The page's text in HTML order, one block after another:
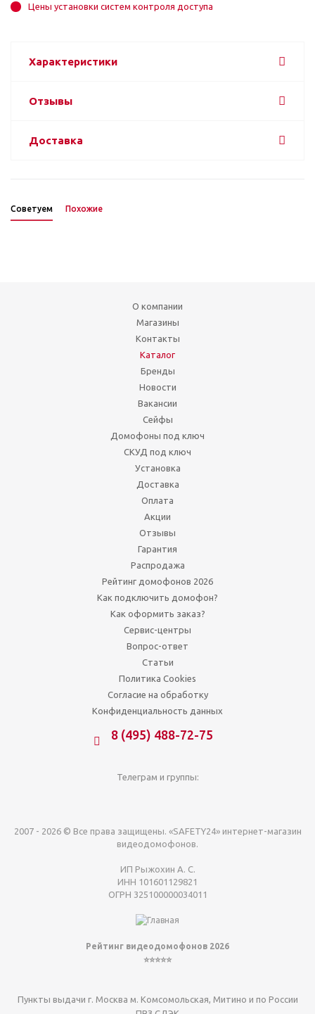
Цены установки систем контроля доступа
Характеристики
Отзывы
Доставка
Советуем Похожие
О компании
Магазины
Контакты
Каталог
Бренды
Новости
Вакансии
Сейфы
Домофоны под ключ
СКУД под ключ
Установка
Доставка
Оплата
Акции
Отзывы
Гарантия
Распродажа
Рейтинг домофонов 2026
Как подключить домофон?
Как оформить заказ?
Сервис-центры
Вопрос-ответ
Статьи
Политика Cookies
Согласие на обработку
Конфиденциальность данных
8 (495) 488-72-75
Телеграм и группы:
2007 - 2026 © Все права защищены. «SAFETY24» интернет-магазин
видеодомофонов.
ИП Рыжохин А. С.
ИНН 101601129821
ОГРН 325100000034011
Рейтинг видеодомофонов 2026
⭐⭐⭐⭐⭐
Пункты выдачи г. Москва м. Комсомольская, Митино и по России